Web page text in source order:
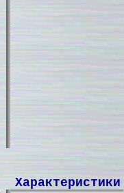
Характеристики